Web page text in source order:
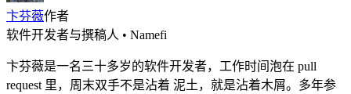
卞芬薇作者
软件开发者与撰稿人 • Namefi
卞芬薇是一名三十多岁的软件开发者，工作时间泡在 pull
request 里，周末双手不是沾着 泥土，就是沾着木屑。多年参